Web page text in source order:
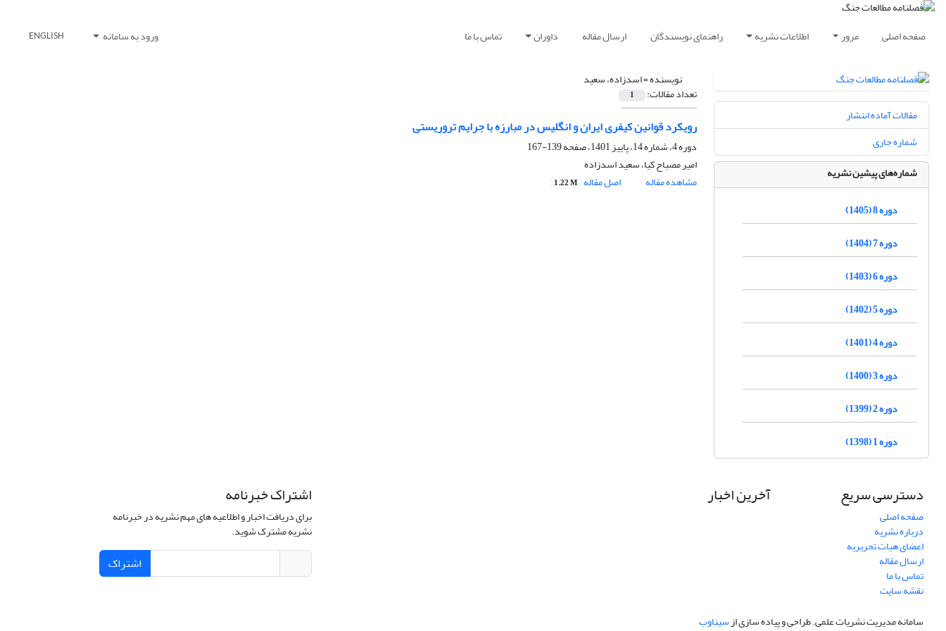
صفحه اصلی مرور اطلاعات نشریه راهنمای نویسندگان ارسال مقاله داوران تماس با ما ورود به سامانه ENGLISH
نویسنده =اسدزاده، سعید
تعداد مقالات: 1
رویکرد قوانین کیفری ایران و انگلیس در مبارزه با جرایم تروریستی
دوره 4، شماره 14، پاییز 1401، صفحه
139-167
امیر مصباح کیا، سعید اسدزاده
مشاهده مقاله
اصل مقاله 1.22 M
مقالات آماده انتشار
شماره جاری
شماره‌های پیشین نشریه
دوره 8 (1405)
دوره 7 (1404)
دوره 6 (1403)
دوره 5 (1402)
دوره 4 (1401)
دوره 3 (1400)
دوره 2 (1399)
دوره 1 (1398)
دسترسی سریع
صفحه اصلی
درباره نشریه
اعضای هیات تحریریه
ارسال مقاله
تماس با ما
نقشه سایت
آخرین اخبار اشتراک خبرنامه
برای دریافت اخبار و اطلاعیه های مهم نشریه در خبرنامه
نشریه مشترک شوید.
اشتراک
سامانه مدیریت نشریات علمی.طراحی و پیاده سازی ازسیناوب